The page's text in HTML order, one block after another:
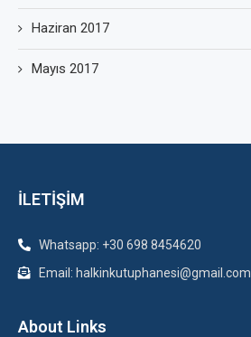
Haziran 2017
Mayıs 2017
İLETİŞİM
Whatsapp: +30 698 8454620
Email: halkinkutuphanesi@gmail.com
About Links